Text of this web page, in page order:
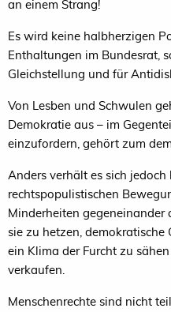
an einem Strang!
Es wird keine halbherzigen
Enthaltungen im Bundesrat,
Gleichstellung und für
Von Lesben und Schwulen
Demokratie aus – im
einzufordern, gehört zum
Anders verhält es sich
rechtspopulistischen
Minderheiten gegeneinander
sie zu hetzen,
ein Klima der Furcht zu
verkaufen.
Menschenrechte sind nicht